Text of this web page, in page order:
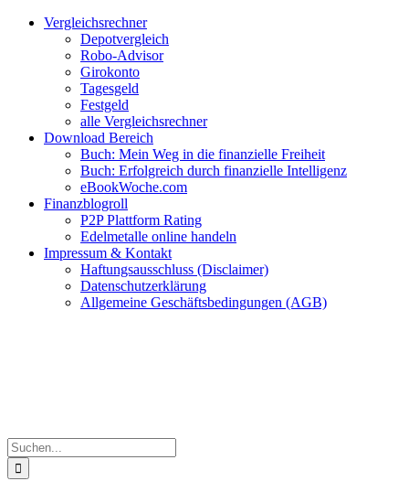
Zum
Facebook
Twitter
Instagram
Pinterest
YouTubeVergleichsrechner
Depotvergleich
Robo-Advisor
Girokonto
Tagesgeld
Festgeld
alle Vergleichsrechner
Download Bereich
Buch: Mein Weg in die finanzielle Freiheit
Buch: Erfolgreich durch finanzielle Intelligenz
eBookWoche.com
Finanzblogroll
P2P Plattform Rating
Edelmetalle online handeln
Impressum & Kontakt
Haftungsausschluss (Disclaimer)
Datenschutzerklärung
Allgemeine Geschäftsbedingungen (AGB)
Suche
nach: